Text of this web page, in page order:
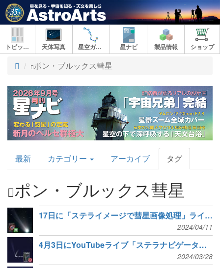
トピックス 天体写真 星空ガイド 星ナビ 製品情報 ショップ
ト
プ
ポン・ブルックス彗星
AstroArts
Topics
最新 カテゴリー アーカイブ タグ
ポン・ブルックス彗星
17日に「ステライメージで彗星画像処理」ライブ配信
2024/04/11
4月3日にYouTubeライブ「ステラナビゲータでポン・ブルックス彗星を楽しむ！」
2024/03/28